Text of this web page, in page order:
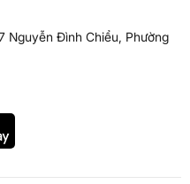
Nguyễn Đình Chiểu, Phường